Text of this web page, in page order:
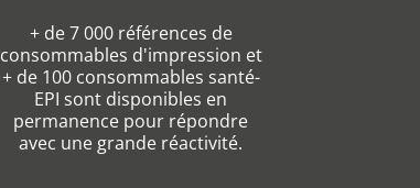
+ de 7 000 références de
consommables d'impression et
+ de 100 consommables santé-
EPI sont disponibles en
permanence pour répondre
avec une grande réactivité.